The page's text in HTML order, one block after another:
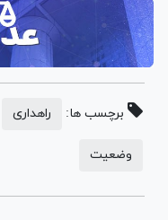
برچسب ها: راهداری
وضعیت